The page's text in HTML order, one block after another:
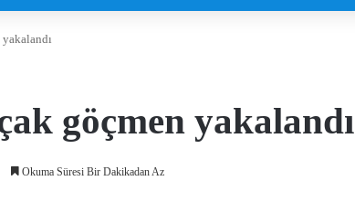
göçmen yakalandı
Okuma Süresi Bir Dakikadan Az